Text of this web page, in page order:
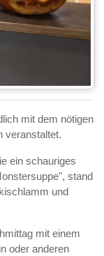
mit dem nötigen
veranstaltet.
ein schauriges
stand
und
mit einem
oder anderen